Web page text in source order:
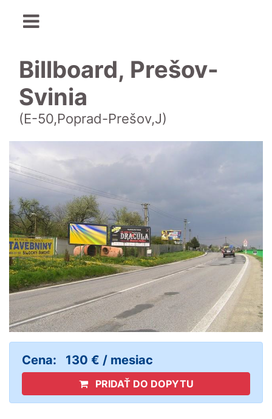
Billboard, Prešov-
Svinia
(E-50,Poprad-Prešov,J)
Cena: 130 € / mesiac
PRIDAŤ DO DOPYTU